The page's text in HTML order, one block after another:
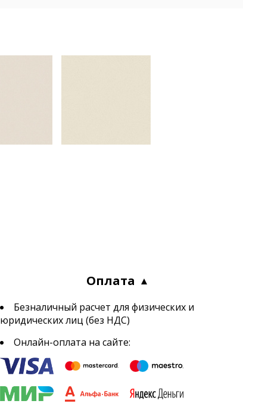
Оплата
Безналичный расчет для физических и
юридических лиц (без НДС)
Онлайн-оплата на сайте: